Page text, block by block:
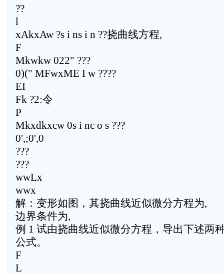
??
l
xAkxAw ?s i ns i n ??挠曲线方程,
F
Mkwkw 022" ???
0)(" MFwxME I w ????
EI
Fk ?2:令
P
Mkxdkxcw 0s i nc o s ???
0',;0',0
???
???
wwLx
wwx
解：变形如图，其挠曲线近似微分方程为,
边界条件为,
例 1 试由挠曲线近似微分方程，导出下述两
公式。
F
L